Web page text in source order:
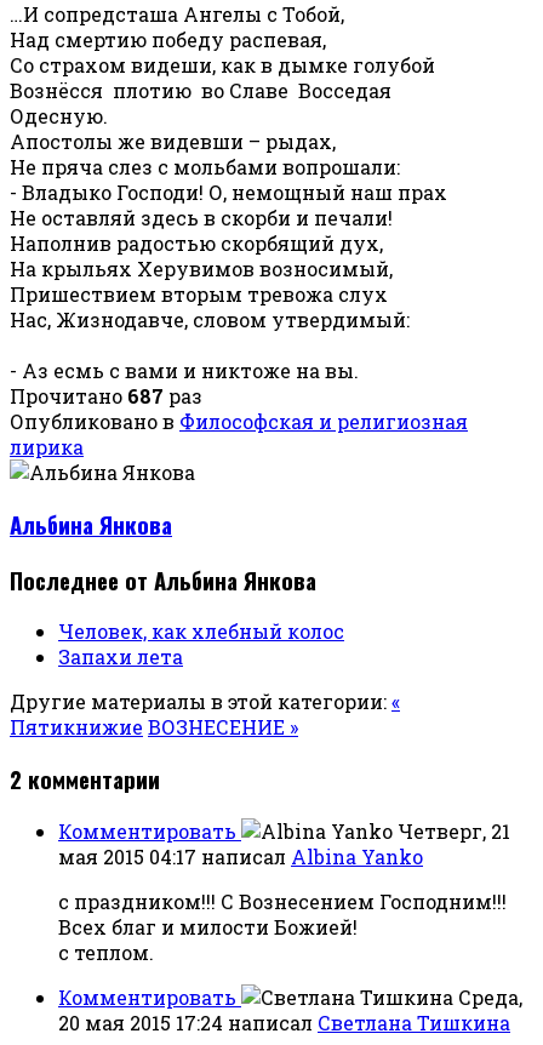
…И сопредсташа Ангелы с Тобой,
Над смертию победу распевая,
Со страхом видеши, как в дымке голубой
Вознёсся плотию во Славе Восседая
Одесную.
Апостолы же видевши – рыдах,
Не пряча слез с мольбами вопрошали:
- Владыко Господи! О, немощный наш прах
Не оставляй здесь в скорби и печали!
Наполнив радостью скорбящий дух,
На крыльях Херувимов возносимый,
Пришествием вторым тревожа слух
Нас, Жизнодавче, словом утвердимый:
- Аз есмь с вами и никтоже на вы.
Прочитано 687 раз
Опубликовано в Философская и религиозная
лирика
Альбина Янкова
Последнее от Альбина Янкова
Человек, как хлебный колос
Запахи лета
Другие материалы в этой категории:«
Пятикнижие ВОЗНЕСЕНИЕ »
2 комментарии
Комментировать
Четверг, 21
мая 2015 04:17 написал Albina Yanko
с праздником!!! С Вознесением Господним!!!
Всех благ и милости Божией!
с теплом.
Комментировать
Среда,
20 мая 2015 17:24 написал Светлана Тишкина